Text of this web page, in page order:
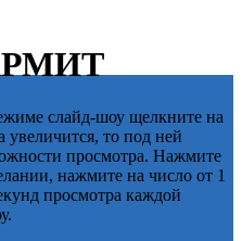
слайд-шоу щелкните на
то под ней
просмотра. Нажмите
нажмите на число от 1
просмотра каждой